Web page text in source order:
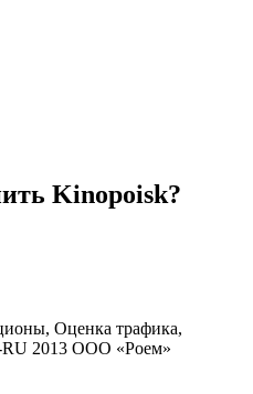
Kinopoisk?
Оценка трафика,
2013 ООО «Роем»